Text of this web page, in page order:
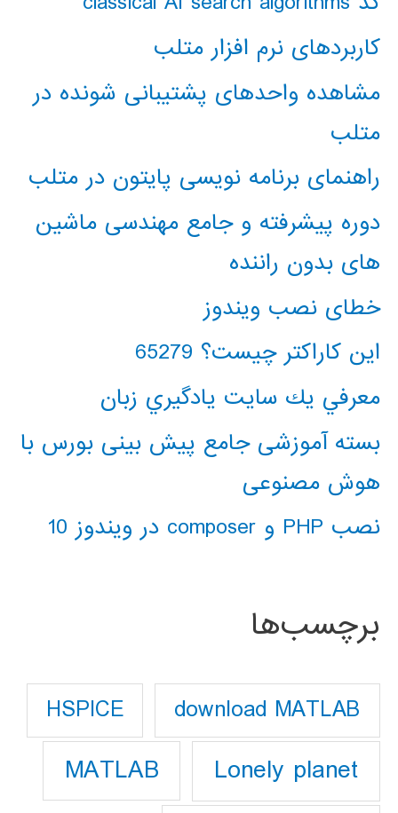
کاربردهای نرم افزار متلب
مشاهده واحدهای پشتیبانی شونده در
متلب
راهنمای برنامه نویسی پایتون در متلب
دوره پیشرفته و جامع مهندسی ماشین
های بدون راننده
خطای نصب ویندوز
این کاراکتر چیست؟ 65279
معرفي يك سايت يادگيري زبان
بسته آموزشی جامع پیش بینی بورس با
هوش مصنوعی
نصب PHP و composer در ویندوز 10
برچسب‌ها
download MATLAB
HSPICE
Lonely planet
MATLAB